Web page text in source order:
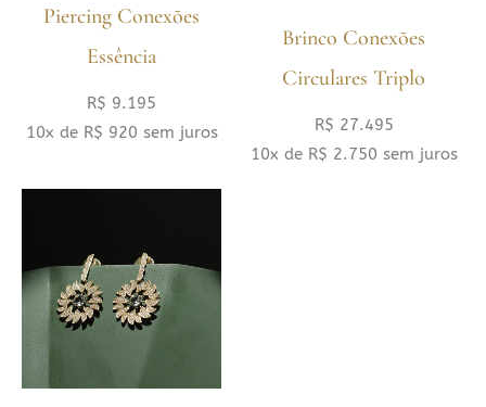
Piercing Conexões
Essência
R$ 9.195
10x de R$ 920 sem juros
Brinco Conexões
Circulares Triplo
R$ 27.495
10x de R$ 2.750 sem juros